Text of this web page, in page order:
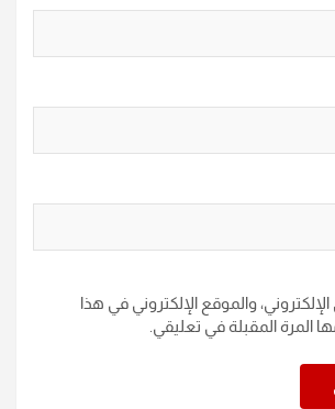
والموقع الإلكتروني في هذا
المرة المقبلة في تعليقي.